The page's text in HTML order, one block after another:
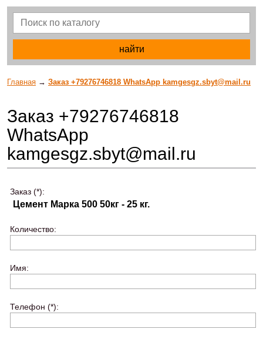
Главная → Заказ +79276746818 WhatsApp kamgesgz.sbyt@mail.ru
Заказ +79276746818
WhatsApp
kamgesgz.sbyt@mail.ru
Заказ (*):
Количество:
Имя:
Телефон (*):